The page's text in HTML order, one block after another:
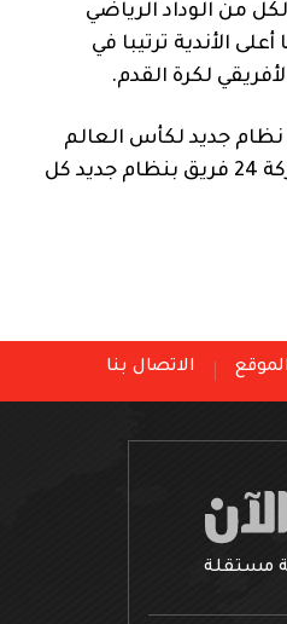
من الوداد الرياضي
الأندية ترتيبا في
لكرة القدم.
نظام جديد لكأس العالم
للأندية حيث سيقام بمشاركة 24 فريق بنظام جديد كل
الاتصال بنا
مستقلة